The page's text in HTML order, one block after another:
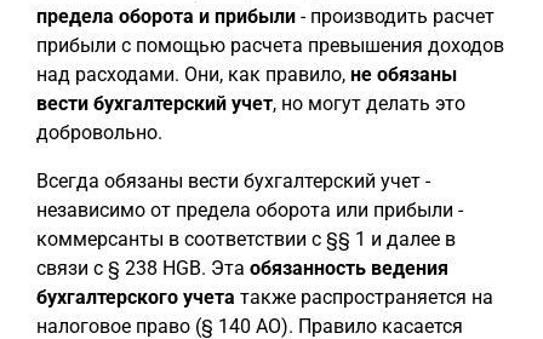
предела оборота и прибыли - производить расчет
прибыли с помощью расчета превышения доходов
над расходами. Они, как правило, не обязаны
вести бухгалтерский учет, но могут делать это
добровольно.
Всегда обязаны вести бухгалтерский учет -
независимо от предела оборота или прибыли -
коммерсанты в соответствии с §§ 1 и далее в
связи с § 238 HGB. Эта обязанность ведения
бухгалтерского учета также распространяется на
налоговое право (§ 140 AO). Правило касается